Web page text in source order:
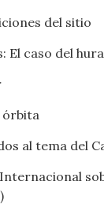
del sitio
El caso del
órbita
al tema del